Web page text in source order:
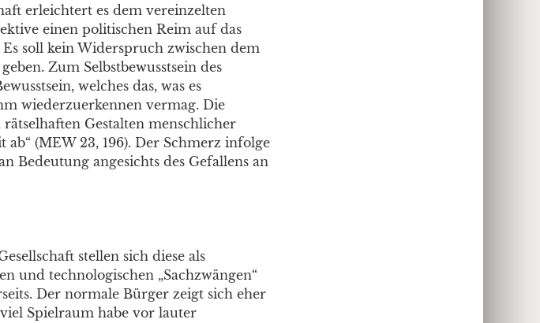
erleichtert es dem vereinzelten
einen politischen Reim auf das
soll kein Widerspruch zwischen dem
Zum Selbstbewusstsein des
welches das, was es
wiederzuerkennen vermag. Die
Gestalten menschlicher
(MEW 23, 196). Der Schmerz infolge
Bedeutung angesichts des Gefallens an
stellen sich diese als
und technologischen „Sachzwängen“
Der normale Bürger zeigt sich eher
Spielraum habe vor lauter